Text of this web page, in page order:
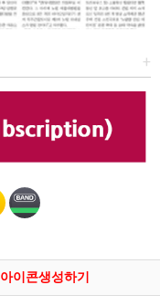
+
아이콘생성하기